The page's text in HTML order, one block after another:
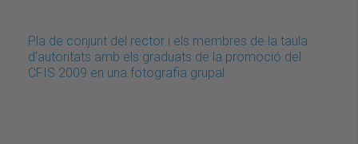
Pla de conjunt del rector i els membres de la taula
d'autoritats amb els graduats de la promoció del
CFIS 2009 en una fotografia grupal